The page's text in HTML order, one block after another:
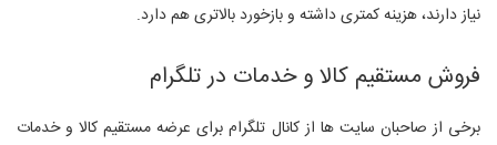
نیاز دارند، هزینه کمتری داشته و بازخورد بالاتری هم دارد.
فروش مستقیم کالا و خدمات در تلگرام
برخی از صاحبان سایت ها از کانال تلگرام برای عرضه مستقیم کالا و خدمات